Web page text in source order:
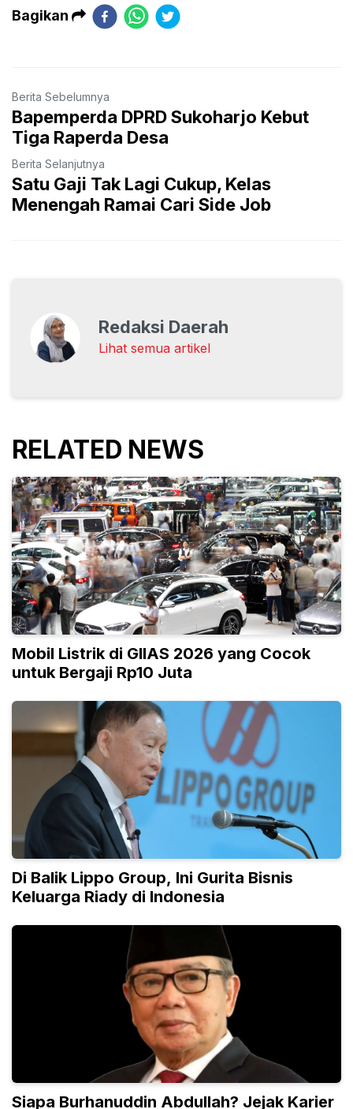
Bagikan
Berita Sebelumnya
Bapemperda DPRD Sukoharjo Kebut
Tiga Raperda Desa
Berita Selanjutnya
Satu Gaji Tak Lagi Cukup, Kelas
Menengah Ramai Cari Side Job
Redaksi Daerah
Lihat semua artikel
RELATED NEWS
Mobil Listrik di GIIAS 2026 yang Cocok
untuk Bergaji Rp10 Juta
Di Balik Lippo Group, Ini Gurita Bisnis
Keluarga Riady di Indonesia
Siapa Burhanuddin Abdullah? Jejak Karier